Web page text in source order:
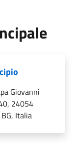
Giovanni
24054
Italia